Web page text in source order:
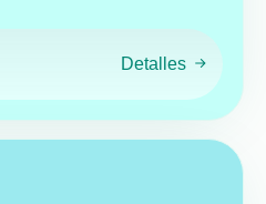
Detalles